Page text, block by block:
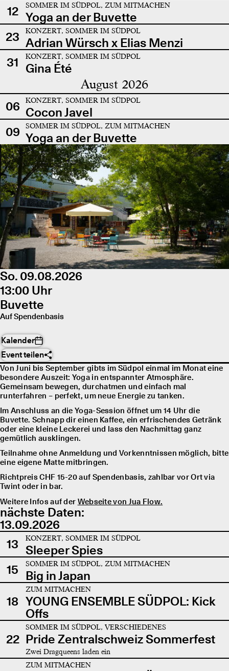
12 SOMMER IM SÜDPOL, ZUM MITMACHEN
Yoga an der Buvette
23
KONZERT, SOMMER IM SÜDPOL
Adrian Würsch x Elias Menzi
31
KONZERT, SOMMER IM SÜDPOL
Gina Été
August 2026
06 KONZERT, SOMMER IM SÜDPOL
Cocon Javel
09
SOMMER IM SÜDPOL, ZUM MITMACHEN
Yoga an der Buvette
So. 09.08.2026
13:00 Uhr
Buvette
Auf Spendenbasis
Kalender
Event teilen
Von Juni bis September gibts im Südpol einmal im Monat eine
besondere Auszeit: Yoga in entspannter Atmosphäre.
Gemeinsam bewegen, durchatmen und einfach mal
runterfahren – perfekt, um neue Energie zu tanken.
Im Anschluss an die Yoga-Session öffnet um 14 Uhr die
Buvette. Schnapp dir einen Kaffee, ein erfrischendes Getränk
oder eine kleine Leckerei und lass den Nachmittag ganz
gemütlich ausklingen.
Teilnahme ohne Anmeldung und Vorkenntnissen möglich, bitte
eine eigene Matte mitbringen.
Richtpreis CHF 15-20 auf Spendenbasis, zahlbar vor Ort via
Twint oder in bar.
Weitere Infos auf der Webseite von Jua Flow.
nächste Daten:
13.09.2026
13
KONZERT, SOMMER IM SÜDPOL
Sleeper Spies
15
SOMMER IM SÜDPOL, ZUM MITMACHEN
Big in Japan
18
ZUM MITMACHEN
YOUNG ENSEMBLE SÜDPOL: Kick
Offs
22
SOMMER IM SÜDPOL, VERSCHIEDENES
Pride Zentralschweiz Sommerfest
Zwei Dragqueens laden ein
ZUM MITMACHEN